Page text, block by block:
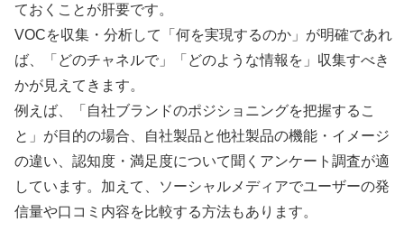
ておくことが肝要です。
VOCを収集・分析して「何を実現するのか」が明確であれ
ば、「どのチャネルで」「どのような情報を」収集すべき
かが見えてきます。
例えば、「自社ブランドのポジショニングを把握するこ
と」が目的の場合、自社製品と他社製品の機能・イメージ
の違い、認知度・満足度について聞くアンケート調査が適
しています。加えて、ソーシャルメディアでユーザーの発
信量や口コミ内容を比較する方法もあります。